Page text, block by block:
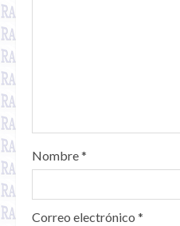
Nombre*
Correo electrónico *